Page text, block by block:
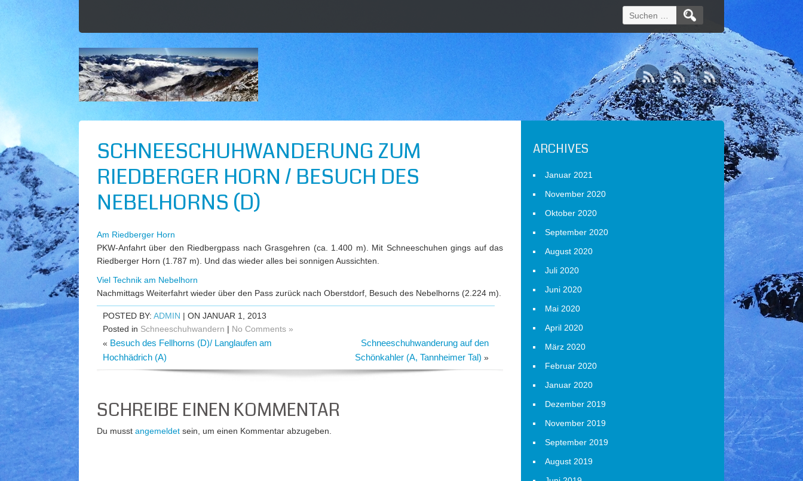
Suchen
nach:
SCHNEESCHUHWANDERUNG ZUM
RIEDBERGER HORN / BESUCH DES
NEBELHORNS (D)
Am Riedberger Horn
PKW-Anfahrt über den Riedbergpass nach Grasgehren (ca. 1.400 m). Mit Schneeschuhen gings auf das
Riedberger Horn (1.787 m). Und das wieder alles bei sonnigen Aussichten.
Viel Technik am Nebelhorn
Nachmittags Weiterfahrt wieder über den Pass zurück nach Oberstdorf, Besuch des Nebelhorns (2.224 m).
POSTED BY: ADMIN | ON JANUAR 1, 2013
Posted in Schneeschuhwandern | No Comments »
« Besuch des Fellhorns (D)/ Langlaufen am
Hochhädrich (A)
Schneeschuhwanderung auf den
Schönkahler (A, Tannheimer Tal) »
SCHREIBE EINEN KOMMENTAR
Du musst angemeldet sein, um einen Kommentar abzugeben.
ARCHIVES
Januar 2021
November 2020
Oktober 2020
September 2020
August 2020
Juli 2020
Juni 2020
Mai 2020
April 2020
März 2020
Februar 2020
Januar 2020
Dezember 2019
November 2019
September 2019
August 2019